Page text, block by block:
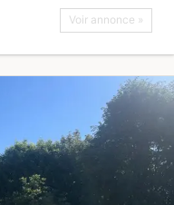
Voir annonce »